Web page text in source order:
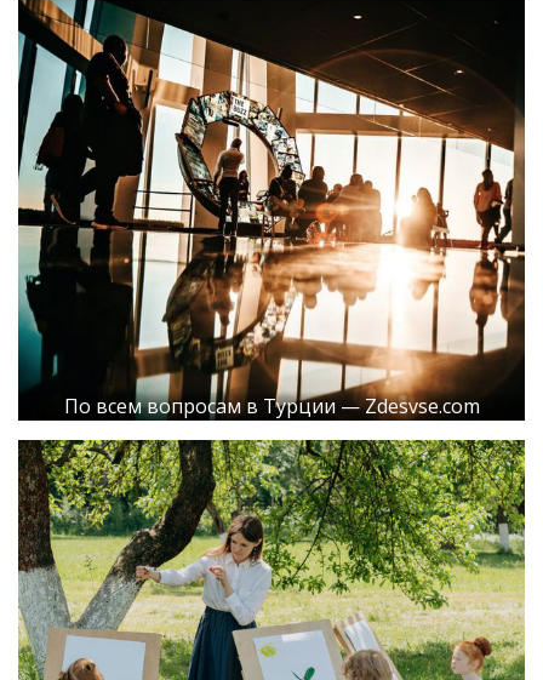
По всем вопросам в Турции — Zdesvse.com